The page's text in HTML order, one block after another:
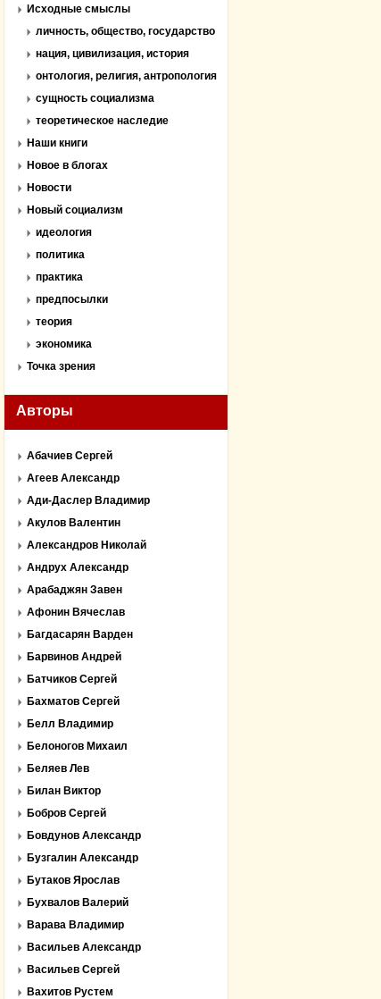
Исходные смыслы
личность, общество, государство
нация, цивилизация, история
онтология, религия, антропология
сущность социализма
теоретическое наследие
Наши книги
Новое в блогах
Новости
Новый социализм
идеология
политика
практика
предпосылки
теория
экономика
Точка зрения
Авторы
Абачиев Сергей
Агеев Александр
Ади-Даслер Владимир
Акулов Валентин
Александров Николай
Андрух Александр
Арабаджян Завен
Афонин Вячеслав
Багдасарян Варден
Барвинов Андрей
Батчиков Сергей
Бахматов Сергей
Белл Владимир
Белоногов Михаил
Беляев Лев
Билан Виктор
Бобров Сергей
Бовдунов Александр
Бузгалин Александр
Бутаков Ярослав
Бухвалов Валерий
Варава Владимир
Васильев Александр
Васильев Сергей
Вахитов Рустем